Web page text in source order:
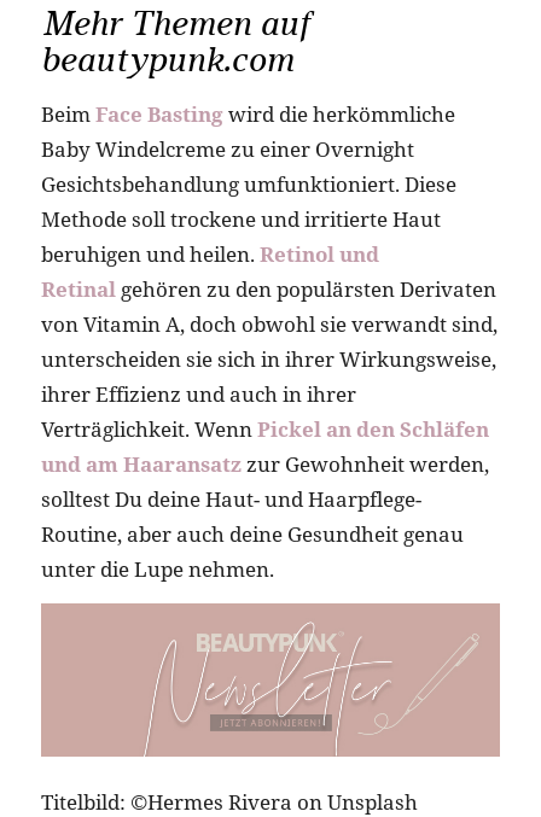
Mehr Themen auf
beautypunk.com
Beim Face Basting wird die herkömmliche
Baby Windelcreme zu einer Overnight
Gesichtsbehandlung umfunktioniert. Diese
Methode soll trockene und irritierte Haut
beruhigen und heilen. Retinol und
Retinal gehören zu den populärsten Derivaten
von Vitamin A, doch obwohl sie verwandt sind,
unterscheiden sie sich in ihrer Wirkungsweise,
ihrer Effizienz und auch in ihrer
Verträglichkeit. Wenn Pickel an den Schläfen
und am Haaransatzzur Gewohnheit werden,
solltest Du deine Haut- und Haarpflege-
Routine, aber auch deine Gesundheit genau
unter die Lupe nehmen.
Titelbild: ©Hermes Rivera on Unsplash